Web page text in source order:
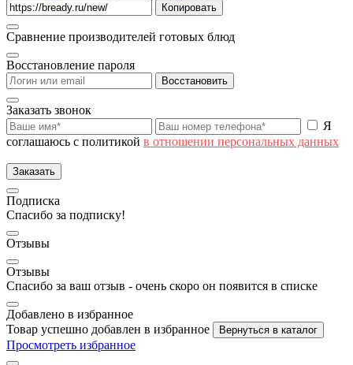
Копировать
Сравнение производителей готовых блюд
Восстановление пароля
Восстановить
Заказать звонок
Я
соглашаюсь с политикой в отношении персональных данных
Заказать
Подписка
Спасибо за подписку!
Отзывы
Отзывы
Спасибо за ваш отзыв - очень скоро он появится в списке
Добавлено в избранное
Товар успешно добавлен в избранное
Вернуться в каталог
Просмотреть избранное